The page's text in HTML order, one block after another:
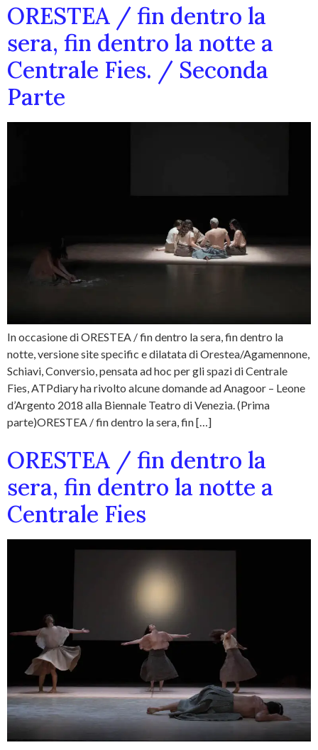
ORESTEA / fin dentro la
sera, fin dentro la notte a
Centrale Fies. / Seconda
Parte
In occasione di ORESTEA / fin dentro la sera, fin dentro la
notte, versione site specific e dilatata di Orestea/Agamennone,
Schiavi, Conversio, pensata ad hoc per gli spazi di Centrale
Fies, ATPdiary ha rivolto alcune domande ad Anagoor – Leone
d’Argento 2018 alla Biennale Teatro di Venezia. (Prima
parte)ORESTEA / fin dentro la sera, fin […]
ORESTEA / fin dentro la
sera, fin dentro la notte a
Centrale Fies